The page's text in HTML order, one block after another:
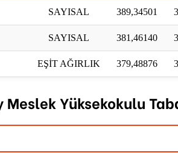
SAYISAL 389,34501
SAYISAL 381,46140
EŞİT AĞIRLIK 379,48876
Yüksekokulu